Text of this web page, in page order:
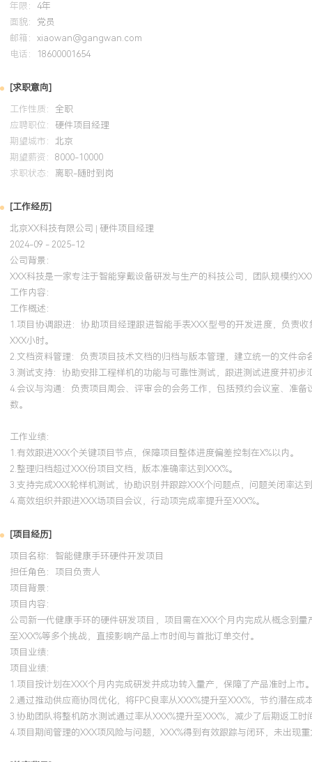
年限： 4年
面貌： 党员
邮箱： xiaowan@gangwan.com
电话：
18600001654
[求职意向]
工作性质： 全职
应聘职位： 硬件项目经理
期望城市： 北京
期望薪资： 8000-10000
求职状态： 离职-随时到岗
[工作经历]
北京XX科技有限公司 | 硬件项目经理
2024-09 - 2025-12
公司背景：
XXX科技是一家专注于智能穿戴设备研发与生产的科技公司，团队规模约
工作内容：
工作概述：
1.项目协调跟进：协助项目经理跟进智能手表XXX型号的开发进度，负责
XXX小时。
2.文档资料管理：负责项目技术文档的归档与版本管理，建立统一的文件
3.测试支持：协助安排工程样机的功能与可靠性测试，跟进测试进度并初
4.会议与沟通：负责项目周会、评审会的会务工作，包括预约会议室、准
数。
工作业绩：
1.有效跟进XXX个关键项目节点，保障项目整体进度偏差控制在X%以内。
2.整理归档超过XXX份项目文档，版本准确率达到XXX%。
3.支持完成XXX轮样机测试，协助识别并跟踪XXX个问题点，问题关闭率达
4.高效组织并跟进XXX场项目会议，行动项完成率提升至XXX%。
[项目经历]
项目名称：智能健康手环硬件开发项目
担任角色： 项目负责人
项目背景：
项目内容：
公司新一代健康手环的硬件研发项目，项目需在XXX个月内完成从概念到
至XXX%等多个挑战，直接影响产品上市时间与首批订单交付。
项目业绩：
项目业绩：
1.项目按计划在XXX个月内完成研发并成功转入量产，保障了产品准时上市
2.通过推动供应商协同优化，将FPC良率从XXX%提升至XXX%，节约潜在成
3.协助团队将整机防水测试通过率从XXX%提升至XXX%，减少了后期返工时
4.项目期间管理的XXX项风险与问题，XXX%得到有效跟踪与闭环，未出现